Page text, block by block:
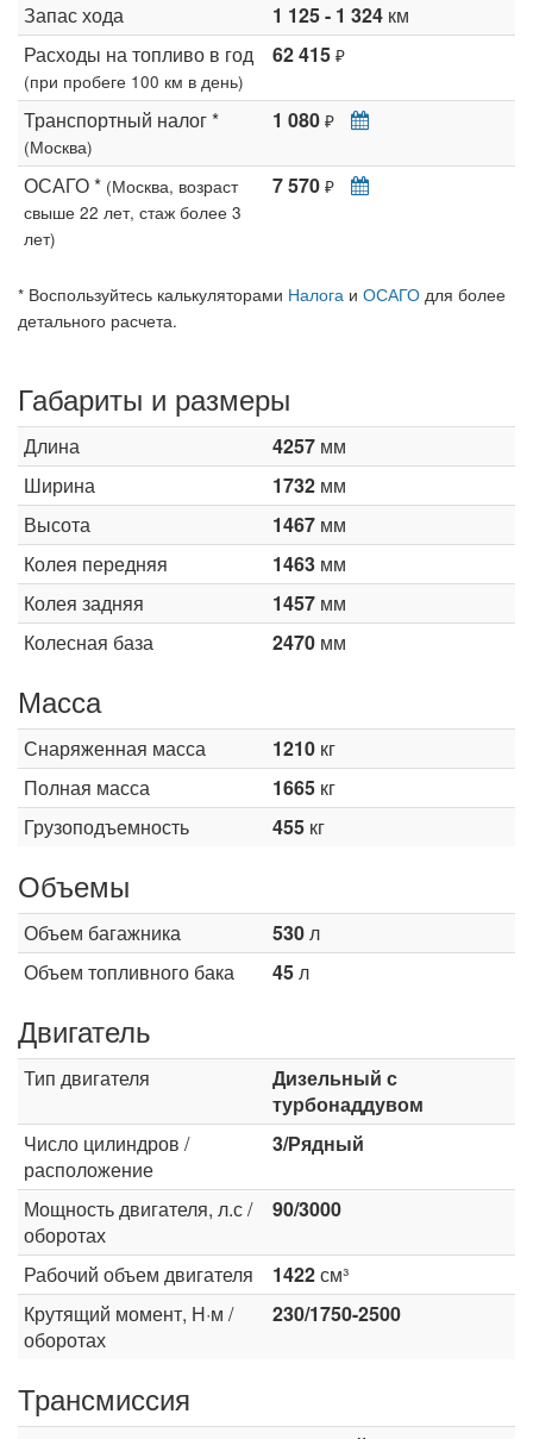
Запас хода 1 125 - 1 324 км
Расходы на топливо в год
(при пробеге 100 км в день)
62 415 ₽
Транспортный налог *
(Москва)
1 080 ₽
ОСАГО * (Москва, возраст
свыше 22 лет, стаж более 3
лет)
7 570 ₽
* Воспользуйтесь калькуляторами Налога и ОСАГО для более
детального расчета.
Габариты и размеры
Длина 4257 мм
Ширина
1732 мм
Высота
1467 мм
Колея передняя
1463 мм
Колея задняя
1457 мм
Колесная база
2470 мм
Масса
Снаряженная масса 1210 кг
Полная масса
1665 кг
Грузоподъемность
455 кг
Объемы
Объем багажника 530л
Объем топливного бака
45л
Двигатель
Тип двигателя
Дизельный с
турбонаддувом
Число цилиндров /
расположение
3/Рядный
Мощность двигателя, л.с /
оборотах
90/3000
Рабочий объем двигателя 1422см³
Крутящий момент, Н·м /
оборотах
230/1750-2500
Трансмиссия